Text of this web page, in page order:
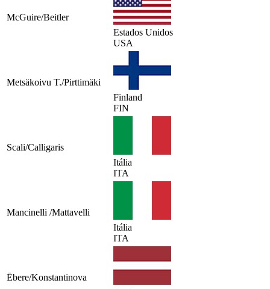
McGuire/Beitler
Estados Unidos
USA
Metsäkoivu T./Pirttimäki
Finland
FIN
Scali/Calligaris
Itália
ITA
Mancinelli /Mattavelli
Itália
ITA
Ēbere/Konstantinova